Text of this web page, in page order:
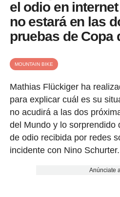
el odio en
no estará en las
pruebas de Copa
MOUNTAIN BIKE
Mathias Flückiger ha
para explicar cuál es su
no acudirá a las dos
del Mundo y lo sorprendido
de odio recibida por redes
incidente con Nino Schurter.
Anúnciate